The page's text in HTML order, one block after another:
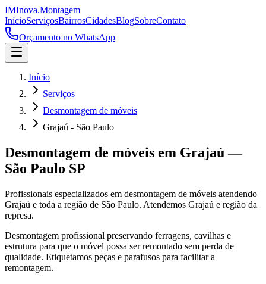
IMInova.Montagem
InícioServiçosBairrosCidadesBlogSobreContato
Orçamento no WhatsApp
Início
Serviços
Desmontagem de móveis
Grajaú - São Paulo
Desmontagem de móveis em Grajaú —
São Paulo SP
Profissionais especializados em desmontagem de móveis atendendo
Grajaú e toda a região de São Paulo. Atendemos Grajaú e região da
represa.
Desmontagem profissional preservando ferragens, cavilhas e
estrutura para que o móvel possa ser remontado sem perda de
qualidade. Etiquetamos peças e parafusos para facilitar a
remontagem.